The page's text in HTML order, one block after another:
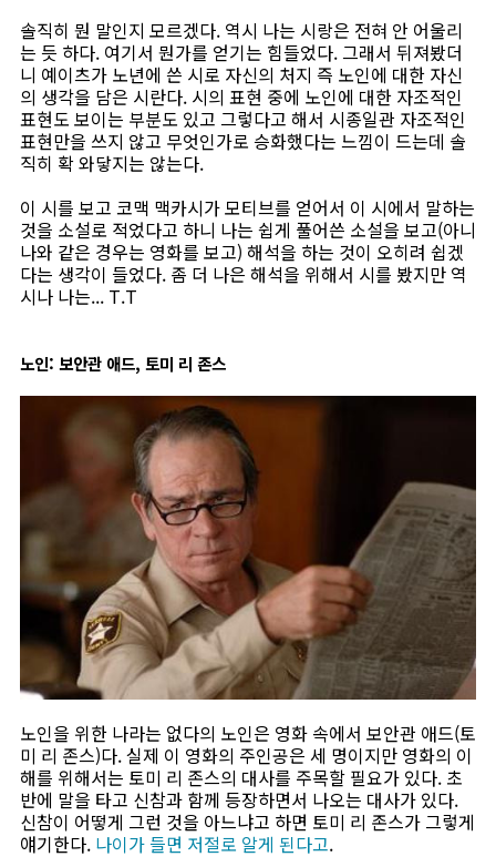
솔직히 뭔 말인지 모르겠다. 역시 나는 시랑은 전혀 안 어울리
는 듯 하다. 여기서 뭔가를 얻기는 힘들었다. 그래서 뒤져봤더
니 예이츠가 노년에 쓴 시로 자신의 처지 즉 노인에 대한 자신
의 생각을 담은 시란다. 시의 표현 중에 노인에 대한 자조적인
표현도 보이는 부분도 있고 그렇다고 해서 시종일관 자조적인
표현만을 쓰지 않고 무엇인가로 승화했다는 느낌이 드는데 솔
직히 확 와닿지는 않는다.
이 시를 보고 코맥 맥카시가 모티브를 얻어서 이 시에서 말하는
것을 소설로 적었다고 하니 나는 쉽게 풀어쓴 소설을 보고(아니
나와 같은 경우는 영화를 보고) 해석을 하는 것이 오히려 쉽겠
다는 생각이 들었다. 좀 더 나은 해석을 위해서 시를 봤지만 역
시나 나는... T.T
노인: 보안관 애드, 토미 리 존스
노인을 위한 나라는 없다의 노인은 영화 속에서 보안관 애드(토
미 리 존스)다. 실제 이 영화의 주인공은 세 명이지만 영화의 이
해를 위해서는 토미 리 존스의 대사를 주목할 필요가 있다. 초
반에 말을 타고 신참과 함께 등장하면서 나오는 대사가 있다.
신참이 어떻게 그런 것을 아느냐고 하면 토미 리 존스가 그렇게
얘기한다. 나이가 들면 저절로 알게 된다고.